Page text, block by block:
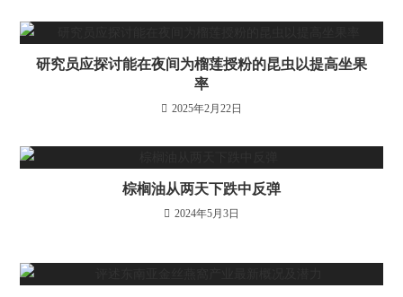
研究员应探讨能在夜间为榴莲授粉的昆虫以提高坐果
率
2025年2月22日
棕榈油从两天下跌中反弹
2024年5月3日